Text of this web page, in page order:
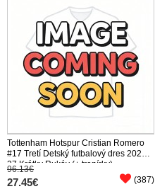
Tottenham Hotspur Cristian Romero
#17 Tretí Detský futbalový dres 2026-
27 Krátky Rukáv (+ trenírky)
96.13€
27.45€ (387)